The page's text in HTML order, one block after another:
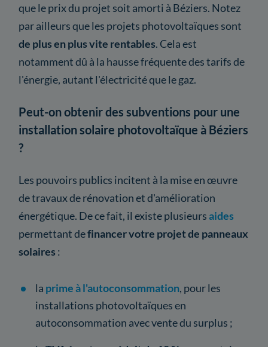
que le prix du projet soit amorti à Béziers. Notez
par ailleurs que les projets photovoltaïques sont
de plus en plus vite rentables. Cela est
notamment dû à la hausse fréquente des tarifs de
l'énergie, autant l'électricité que le gaz.
Peut-on obtenir des subventions pour une
installation solaire photovoltaïque à Béziers
?
Les pouvoirs publics incitent à la mise en œuvre
de travaux de rénovation et d'amélioration
énergétique. De ce fait, il existe plusieursaides
permettant definancer votre projet de panneaux
solaires :
la prime à l'autoconsommation, pour les
installations photovoltaïques en
autoconsommation avec vente du surplus ;